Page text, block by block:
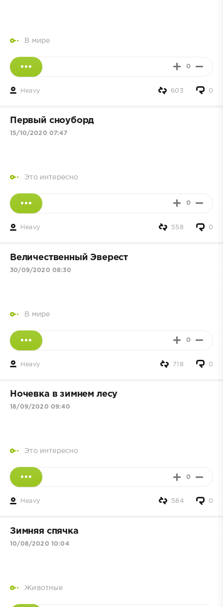
В мире
0
Heavy 0
603
Первый сноуборд
15/10/2020 07:47
Это интересно
0
Heavy 0
558
Величественный Эверест
30/09/2020 08:30
В мире
0
Heavy 0
718
Ночевка в зимнем лесу
18/09/2020 09:40
Это интересно
0
Heavy 0
584
Зимняя спячка
10/08/2020 10:04
Животные